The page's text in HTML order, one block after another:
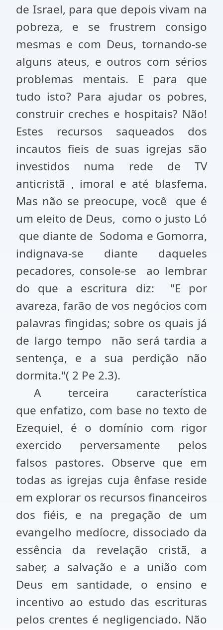
de Israel, para que depois vivam na
pobreza, e se frustrem consigo
mesmas e com Deus, tornando-se
alguns ateus, e outros com sérios
problemas mentais. E para que
tudo isto? Para ajudar os pobres,
construir creches e hospitais? Não!
Estes recursos saqueados dos
incautos fieis de suas igrejas são
investidos numa rede de TV
anticristã , imoral e até blasfema.
Mas não se preocupe, você que é
um eleito de Deus, como o justo Ló
que diante de Sodoma e Gomorra,
indignava-se diante daqueles
pecadores, console-se
ao lembrar
do que a escritura diz:
"E por
avareza, farão de vos negócios com
palavras fingidas; sobre os quais já
de largo tempo
não será tardia a
sentença, e a sua perdição não
dormita."( 2 Pe 2.3).
A terceira característica
que enfatizo, com base no texto de
Ezequiel, é o domínio com rigor
exercido perversamente pelos
falsos pastores. Observe que em
todas as igrejas cuja ênfase reside
em explorar os recursos financeiros
dos fiéis, e na pregação de um
evangelho medíocre, dissociado da
essência da revelação cristã, a
saber, a salvação e a união com
Deus em santidade, o ensino e
incentivo ao estudo das escrituras
pelos crentes é negligenciado. Não